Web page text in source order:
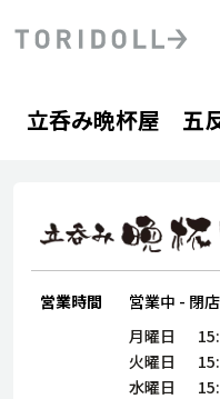
会社情報
経営理念
PR
中
デジ
フォ
ト
ライ
粟田
トリ
ステ
コミ
立呑み晩杯屋 五
営業時間 営業中 - 閉
月曜日
火曜日
水曜日